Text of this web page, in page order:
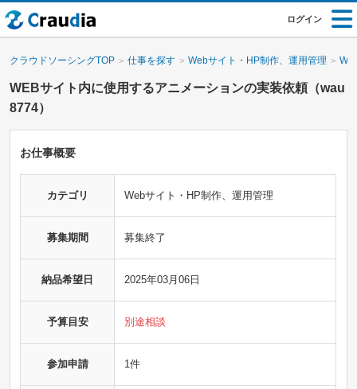
ログイン
クラウドソーシングTOP 仕事を探す Webサイト・HP制作、運用管理
WEBサイト内に使用するアニメーションの実装依頼（wau
8774）
お仕事概要
カテゴリ Webサイト・HP制作、運用管理
募集期間 募集終了
納品希望日 2025年03月06日
予算目安 別途相談
参加申請 1件